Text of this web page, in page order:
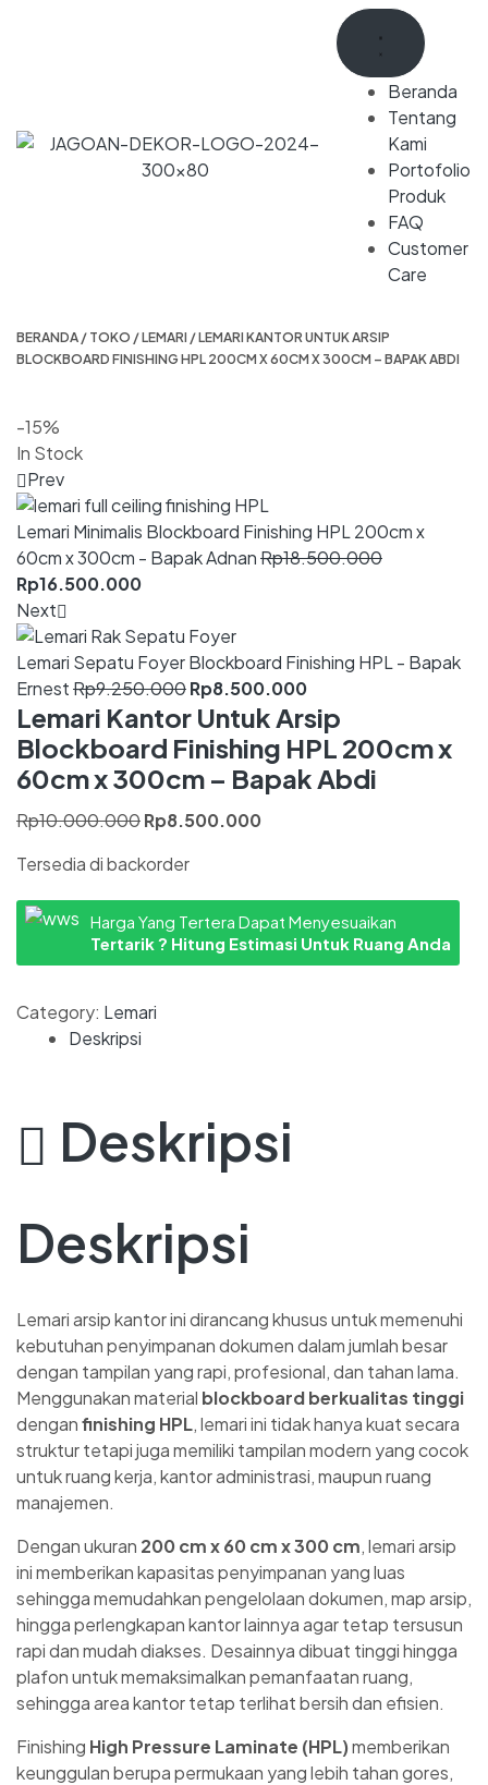
Beranda
Tentang
Kami
Portofolio
Produk
FAQ
Customer
Care
BERANDA / TOKO /LEMARI / LEMARI KANTOR UNTUK ARSIP
BLOCKBOARD FINISHING HPL 200CM X 60CM X 300CM – BAPAK ABDI
-15%
In Stock
Prev
Lemari Minimalis Blockboard Finishing HPL 200cm x
60cm x 300cm - Bapak AdnanRp18.500.000
Rp16.500.000
Next
Lemari Sepatu Foyer Blockboard Finishing HPL - Bapak
ErnestRp9.250.000Rp8.500.000
Lemari Kantor Untuk Arsip
Blockboard Finishing HPL 200cm x
60cm x 300cm – Bapak Abdi
Rp10.000.000Rp8.500.000
Tersedia di backorder
Harga Yang Tertera Dapat Menyesuaikan
Tertarik ? Hitung Estimasi Untuk Ruang Anda
Category: Lemari
Deskripsi
Deskripsi
Deskripsi
Lemari arsip kantor ini dirancang khusus untuk memenuhi
kebutuhan penyimpanan dokumen dalam jumlah besar
dengan tampilan yang rapi, profesional, dan tahan lama.
Menggunakan material blockboard berkualitas tinggi
denganfinishing HPL, lemari ini tidak hanya kuat secara
struktur tetapi juga memiliki tampilan modern yang cocok
untuk ruang kerja, kantor administrasi, maupun ruang
manajemen.
Dengan ukuran 200 cm x 60 cm x 300 cm, lemari arsip
ini memberikan kapasitas penyimpanan yang luas
sehingga memudahkan pengelolaan dokumen, map arsip,
hingga perlengkapan kantor lainnya agar tetap tersusun
rapi dan mudah diakses. Desainnya dibuat tinggi hingga
plafon untuk memaksimalkan pemanfaatan ruang,
sehingga area kantor tetap terlihat bersih dan efisien.
Finishing High Pressure Laminate (HPL)memberikan
keunggulan berupa permukaan yang lebih tahan gores,